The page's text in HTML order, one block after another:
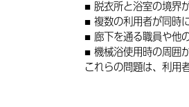
脱衣所と浴室の境界
複数の利用者が同時
廊下を通る職員や他
機械浴使用時の周囲
これらの問題は、利用